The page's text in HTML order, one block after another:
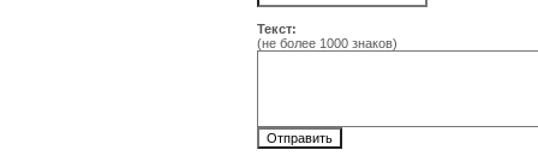
Текст:
(не более 1000 знаков)